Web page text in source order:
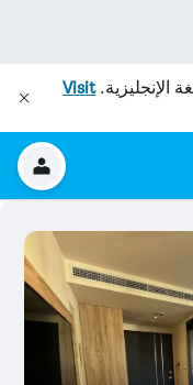
الإنجليزية.Visit